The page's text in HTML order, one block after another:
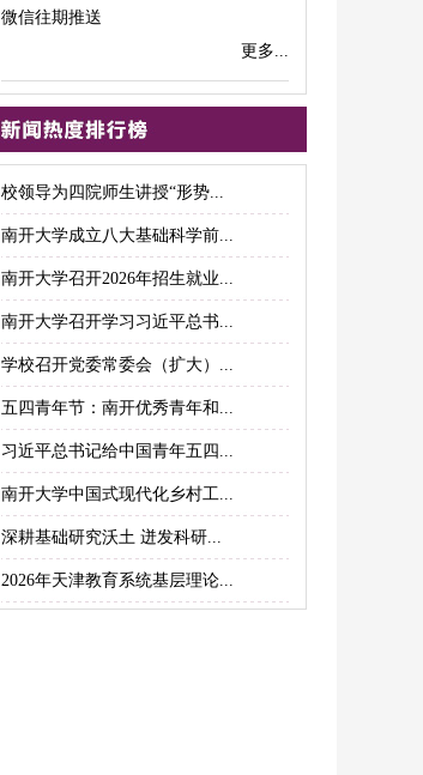
微信往期推送
更多...
校领导为四院师生讲授“形势...
南开大学成立八大基础科学前...
南开大学召开2026年招生就业...
南开大学召开学习习近平总书...
学校召开党委常委会（扩大）...
五四青年节：南开优秀青年和...
习近平总书记给中国青年五四...
南开大学中国式现代化乡村工...
深耕基础研究沃土 迸发科研...
2026年天津教育系统基层理论...